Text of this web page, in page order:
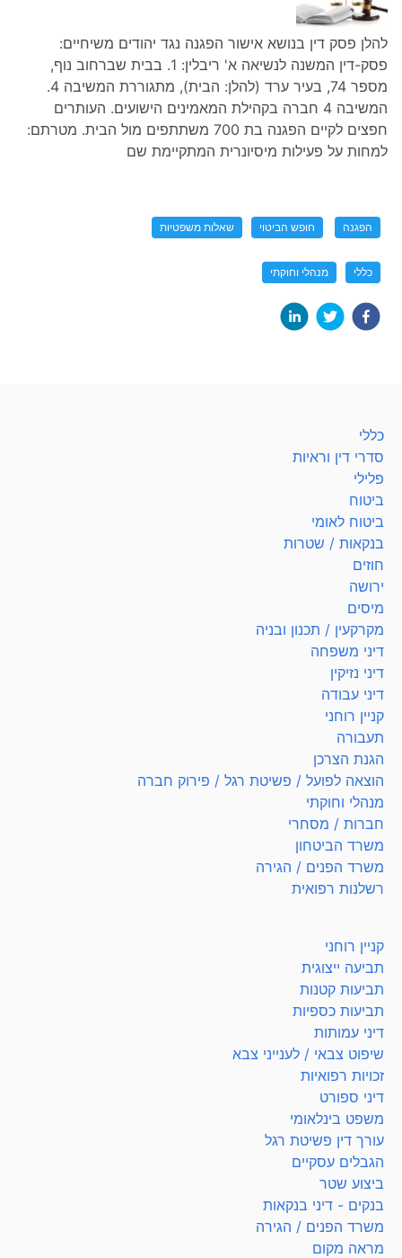
להלן פסק דין בנושא אישור הפגנה נגד יהודים משיחיים:
פסק-דין המשנה לנשיאה א' ריבלין: 1. בבית שברחוב נוף,
מספר 74, בעיר ערד (להלן: הבית), מתגוררת המשיבה 4.
המשיבה 4 חברה בקהילת המאמינים הישועים. העותרים
חפצים לקיים הפגנה בת 700 משתתפים מול הבית. מטרתם:
למחות על פעילות מיסיונרית המתקיימת שם
הפגנה חופש הביטוי שאלות משפטיות
כללי מנהלי וחוקתי
כללי
סדרי דין וראיות
פלילי
ביטוח
ביטוח לאומי
בנקאות / שטרות
חוזים
ירושה
מיסים
מקרקעין / תכנון ובניה
דיני משפחה
דיני נזיקין
דיני עבודה
קניין רוחני
תעבורה
הגנת הצרכן
הוצאה לפועל / פשיטת רגל / פירוק חברה
מנהלי וחוקתי
חברות / מסחרי
משרד הביטחון
משרד הפנים / הגירה
רשלנות רפואית
קניין רוחני
תביעה ייצוגית
תביעות קטנות
תביעות כספיות
דיני עמותות
שיפוט צבאי / לענייני צבא
זכויות רפואיות
דיני ספורט
משפט בינלאומי
עורך דין פשיטת רגל
הגבלים עסקיים
ביצוע שטר
בנקים - דיני בנקאות
משרד הפנים / הגירה
מראה מקום